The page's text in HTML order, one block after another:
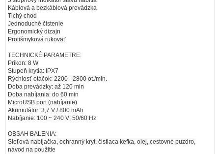
Káblová a bezkáblová prevádzka
Tichý chod
Jednoduché čistenie
Ergonomický dizajn
Protišmyková rukoväť
TECHNICKÉ PARAMETRE:
Príkon: 8 W
Stupeň krytia: IPX7
Rýchlosť otáčok: 2200 - 2800 ot./min.
Doba prevádzky: až 120 min
Doba nabíjania: do 60 min
MicroUSB port (nabíjanie)
Akumulátor: 3,7 V / 800 mAh
Nabíjanie: 100 ~ 240 V; 50/60 Hz
OBSAH BALENIA:
Sieťová nabíjačka, ochranný kryt, čistiaca kefka, olej, cestovné puzdro,
návod na použitie